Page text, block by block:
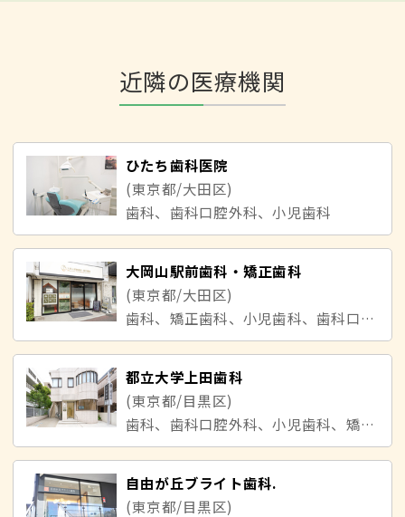
近隣の医療機関
ひたち歯科医院
(東京都/大田区)
歯科、歯科口腔外科、小児歯科
大岡山駅前歯科・矯正歯科
(東京都/大田区)
歯科、矯正歯科、小児歯科、歯科口腔外科
都立大学上田歯科
(東京都/目黒区)
歯科、歯科口腔外科、小児歯科、矯正歯科
自由が丘ブライト歯科.
(東京都/目黒区)